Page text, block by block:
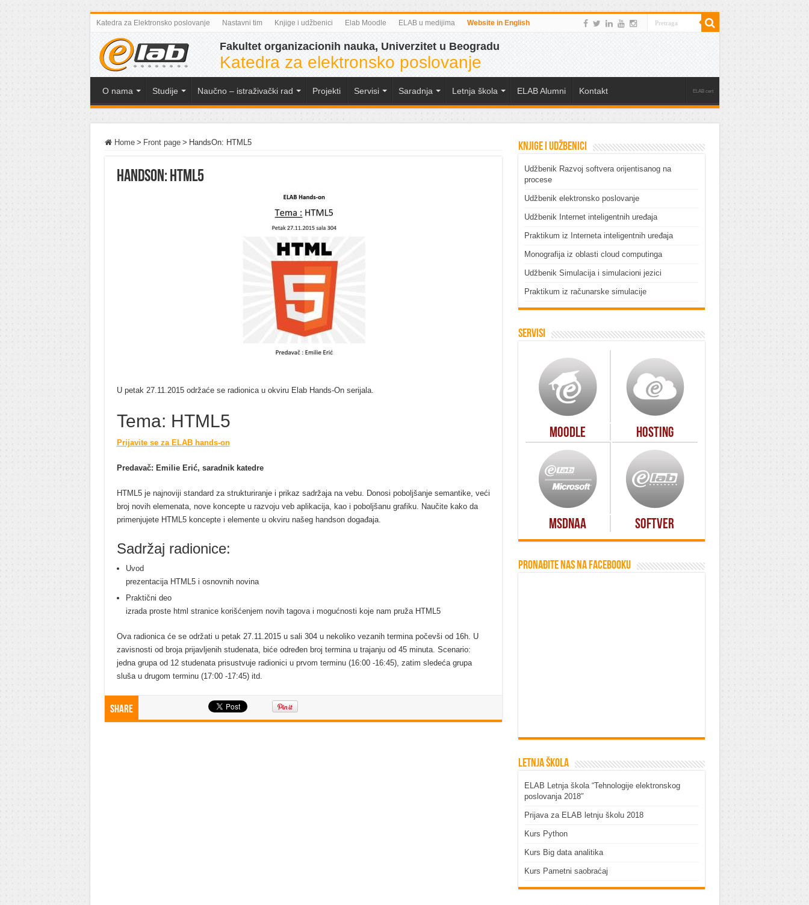
Katedra za Elektronsko poslovanje Nastavni tim Knjige i udžbenici Elab Moodle ELAB u medijima Website in English
Fakultet organizacionih nauka, Univerzitet u Beogradu
Katedra za elektronsko poslovanje
O nama Studije Naučno – istraživački rad Projekti Servisi Saradnja Letnja škola ELAB Alumni Kontakt ELAB cert
Home > Front page > HandsOn: HTML5
HandsOn: HTML5
U petak 27.11.2015 održaće se radionica u okviru Elab Hands-On serijala.
Tema: HTML5
Prijavite se za ELAB hands-on
Predavač: Emilie Erić, saradnik katedre
HTML5 je najnoviji standard za strukturiranje i prikaz sadržaja na vebu. Donosi poboljšanje semantike, veći
broj novih elemenata, nove koncepte u razvoju veb aplikacija, kao i poboljšanu grafiku. Naučite kako da
primenjujete HTML5 koncepte i elemente u okviru našeg handson događaja.
Sadržaj radionice:
Uvod
prezentacija HTML5 i osnovnih novina
Praktični deo
izrada proste html stranice korišćenjem novih tagova i mogućnosti koje nam pruža HTML5
Ova radionica će se održati u petak 27.11.2015 u sali 304 u nekoliko vezanih termina počevši od 16h. U
zavisnosti od broja prijavljenih studenata, biće određen broj termina u trajanju od 45 minuta. Scenario:
jedna grupa od 12 studenata prisustvuje radionici u prvom terminu (16:00 -16:45), zatim sledeća grupa
sluša u drugom terminu (17:00 -17:45) itd.
Share
Knjige i udžbenici
Udžbenik Razvoj softvera orijentisanog na
procese
Udžbenik elektronsko poslovanje
Udžbenik Internet inteligentnih uređaja
Praktikum iz Interneta inteligentnih uređaja
Monografija iz oblasti cloud computinga
Udžbenik Simulacija i simulacioni jezici
Praktikum iz računarske simulacije
Servisi
Moodle Hosting
MSDNAA Softver
Pronađite nas na Facebooku
Letnja škola
ELAB Letnja škola “Tehnologije elektronskog
poslovanja 2018″
Prijava za ELAB letnju školu 2018
Kurs Python
Kurs Big data analitika
Kurs Pametni saobraćaj